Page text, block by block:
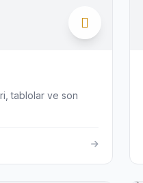
tablolar ve son